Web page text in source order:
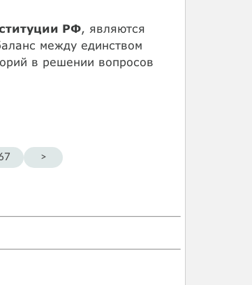
РФ, являются
между единством
в решении вопросов
>